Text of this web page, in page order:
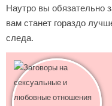
Наутро вы обязательно
вам станет гораздо
следа.